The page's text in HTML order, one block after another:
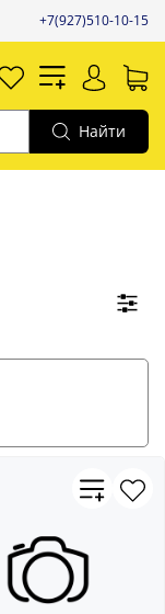
+7(927)510-10-15
Найти